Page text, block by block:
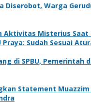
Diserobot, Warga
Aktivitas Misterius Saat
Praya: Sudah Sesuai
di SPBU, Pemerintah
Statement Muazzim